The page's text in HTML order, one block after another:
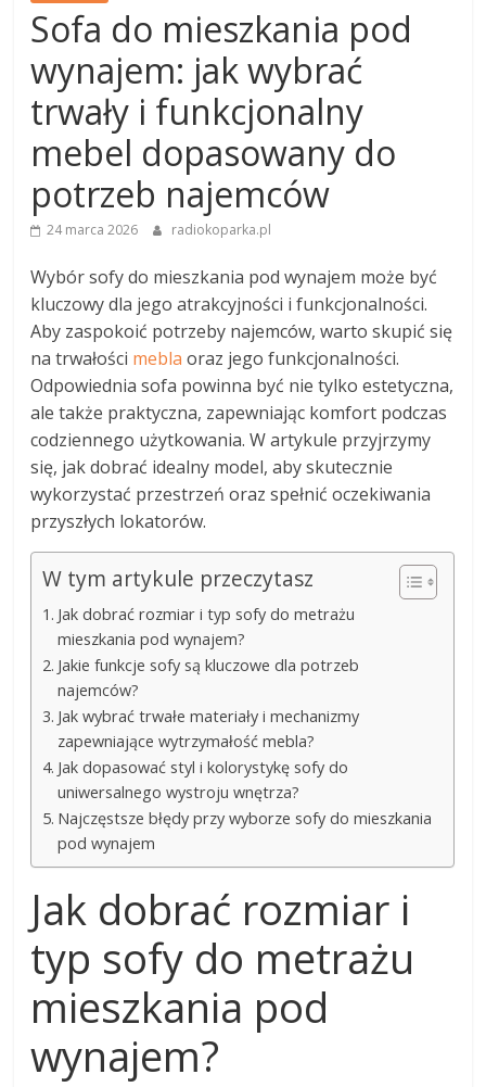
Sofa do mieszkania pod
wynajem: jak wybrać
trwały i funkcjonalny
mebel dopasowany do
potrzeb najemców
24 marca 2026 radiokoparka.pl
Wybór sofy do mieszkania pod wynajem może być
kluczowy dla jego atrakcyjności i funkcjonalności.
Aby zaspokoić potrzeby najemców, warto skupić się
na trwałości mebla oraz jego funkcjonalności.
Odpowiednia sofa powinna być nie tylko estetyczna,
ale także praktyczna, zapewniając komfort podczas
codziennego użytkowania. W artykule przyjrzymy
się, jak dobrać idealny model, aby skutecznie
wykorzystać przestrzeń oraz spełnić oczekiwania
przyszłych lokatorów.
W tym artykule przeczytasz
Jak dobrać rozmiar i typ sofy do metrażu
mieszkania pod wynajem?
Jakie funkcje sofy są kluczowe dla potrzeb
najemców?
Jak wybrać trwałe materiały i mechanizmy
zapewniające wytrzymałość mebla?
Jak dopasować styl i kolorystykę sofy do
uniwersalnego wystroju wnętrza?
Najczęstsze błędy przy wyborze sofy do mieszkania
pod wynajem
Jak dobrać rozmiar i
typ sofy do metrażu
mieszkania pod
wynajem?